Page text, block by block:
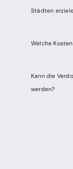
Städten
Welche
Kann die
werden?